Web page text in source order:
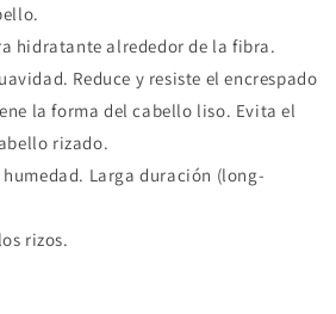
hidratante alrededor de la fibra.
Reduce y resiste el encrespado
la forma del cabello liso. Evita el
rizado.
humedad. Larga duración (long-
rizos.